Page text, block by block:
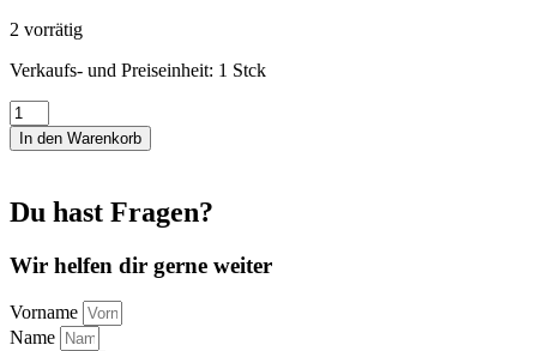
2 vorrätig
Verkaufs- und Preiseinheit: 1 Stck
Kissenbezug
Cord
beige
In den Warenkorb
Du hast Fragen?
Wir helfen dir gerne weiter
Vorname
Name